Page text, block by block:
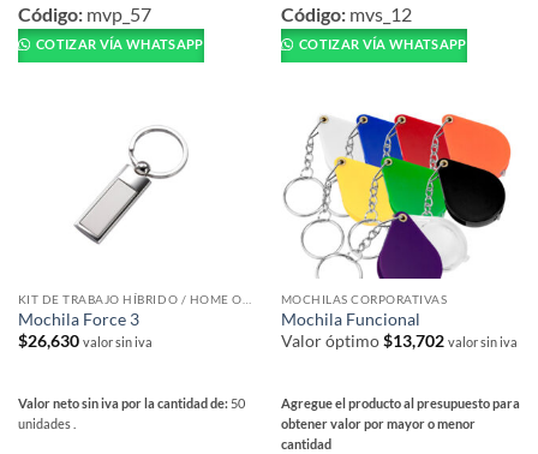
producto
tiene
múltiples
de
producto
Código: mvp_57
COTIZAR VÍA WHATSAPP
producto
tiene
múltiples
opciones
pueden
elegir
de
producto
Código: mvs_12
COTIZAR VÍA WHATSAPP
Mochila Force 3
$26,630 valor sin iva
Valor neto sin iva por la cantidad de: 50
unidades .
MOCHILAS CORPORATIVAS
Mochila Funcional
Valor óptimo$13,702 valor sin iva
Agregue el producto al presupuesto para
obtener valor por mayor o menor
cantidad